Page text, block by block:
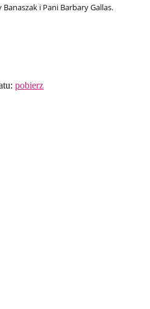
Banaszak i Pani Barbary Gallas.
pobierz